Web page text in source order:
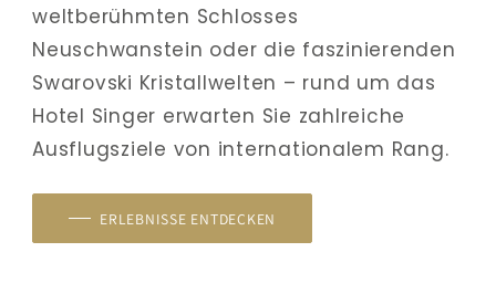
weltberühmten Schlosses
Neuschwanstein oder die faszinierenden
Swarovski Kristallwelten – rund um das
Hotel Singer erwarten Sie zahlreiche
Ausflugsziele von internationalem Rang.
ERLEBNISSE ENTDECKEN